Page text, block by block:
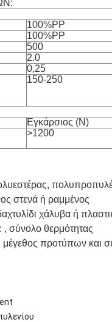
100%PP
100%PP
500
2.0
0,25
150-250
Εγκάρσιος (Ν)
>1200
στενά ή ραμμένος
χάλυβα ή
, σύνολο θερμότητας
μέγεθος προτύπων και